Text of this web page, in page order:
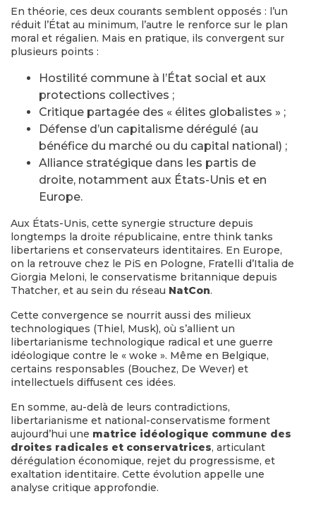
En théorie, ces deux courants semblent opposés : l’un
réduit l’État au minimum, l’autre le renforce sur le plan
moral et régalien. Mais en pratique, ils convergent sur
plusieurs points :
Hostilité commune à l’État social et aux
protections collectives ;
Critique partagée des « élites globalistes » ;
Défense d’un capitalisme dérégulé (au
bénéfice du marché ou du capital national) ;
Alliance stratégique dans les partis de
droite, notamment aux États-Unis et en
Europe.
Aux États-Unis, cette synergie structure depuis
longtemps la droite républicaine, entre think tanks
libertariens et conservateurs identitaires. En Europe,
on la retrouve chez le PiS en Pologne, Fratelli d’Italia de
Giorgia Meloni, le conservatisme britannique depuis
Thatcher, et au sein du réseau NatCon.
Cette convergence se nourrit aussi des milieux
technologiques (Thiel, Musk), où s’allient un
libertarianisme technologique radical et une guerre
idéologique contre le « woke ». Même en Belgique,
certains responsables (Bouchez, De Wever) et
intellectuels diffusent ces idées.
En somme, au-delà de leurs contradictions,
libertarianisme et national-conservatisme forment
aujourd’hui une matrice idéologique commune des
droites radicales et conservatrices, articulant
dérégulation économique, rejet du progressisme, et
exaltation identitaire. Cette évolution appelle une
analyse critique approfondie.